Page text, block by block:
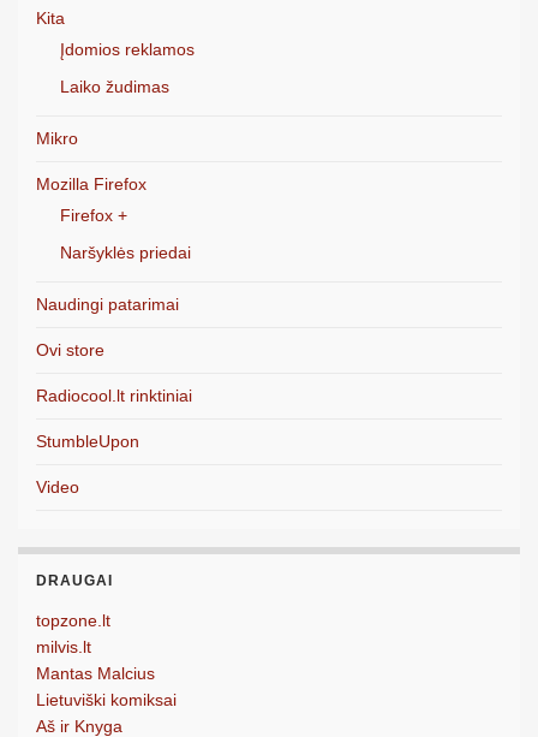
Kita
Įdomios reklamos
Laiko žudimas
Mikro
Mozilla Firefox
Firefox +
Naršyklės priedai
Naudingi patarimai
Ovi store
Radiocool.lt rinktiniai
StumbleUpon
Video
DRAUGAI
topzone.lt
milvis.lt
Mantas Malcius
Lietuviški komiksai
Aš ir Knyga